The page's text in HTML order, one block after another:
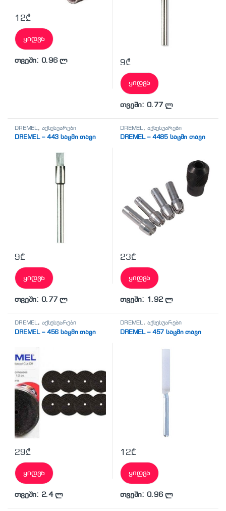
12₾
ყიდვა
თვეში: 0.96 ლ 9₾
ყიდვა
თვეში: 0.77 ლ
DREMEL, აქსესუარები
DREMEL – 443 საცმი თავი
9₾
ყიდვა
თვეში: 0.77 ლ
DREMEL, აქსესუარები
DREMEL – 4485 საცმი თავი
23₾
ყიდვა
თვეში: 1.92 ლ
DREMEL, აქსესუარები
DREMEL – 456 საცმი თავი
29₾
ყიდვა
თვეში: 2.4 ლ
DREMEL, აქსესუარები
DREMEL – 457 საცმი თავი
12₾
ყიდვა
თვეში: 0.96 ლ